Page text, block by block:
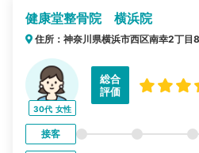
健康堂整骨院 横浜院
住所：神奈川県横浜市西区南幸2丁目
30代 女性
総合
評価
接客